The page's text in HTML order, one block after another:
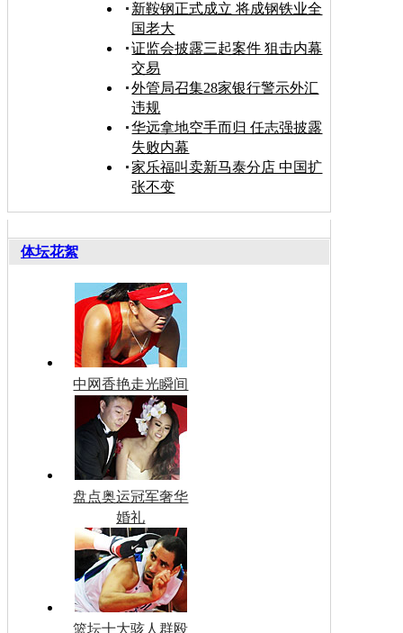
新鞍钢正式成立 将成钢铁业全
国老大
证监会披露三起案件 狙击内幕
交易
外管局召集28家银行警示外汇
违规
华远拿地空手而归 任志强披露
失败内幕
家乐福叫卖新马泰分店 中国扩
张不变
体坛花絮
中网香艳走光瞬间
盘点奥运冠军奢华
婚礼
篮坛十大骇人群殴